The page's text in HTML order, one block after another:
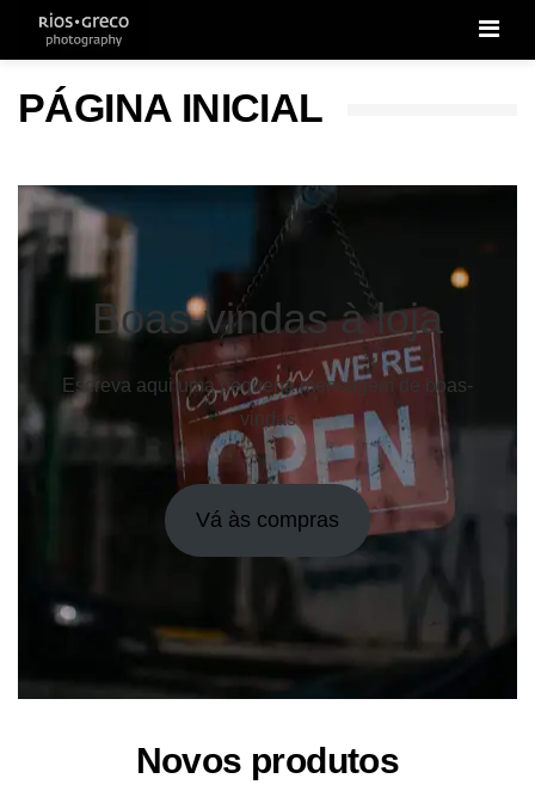
PÁGINA INICIAL
Boas-vindas à loja
Escreva aqui uma pequena mensagem de boas-
vindas
Vá às compras
Novos produtos